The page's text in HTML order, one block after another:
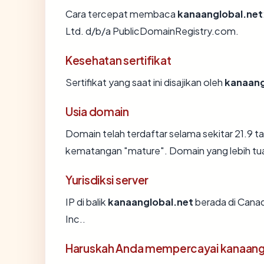
Cara tercepat membaca kanaanglobal.net
Ltd. d/b/a PublicDomainRegistry.com.
Kesehatan sertifikat
Sertifikat yang saat ini disajikan oleh
Usia domain
Domain telah terdaftar selama sekitar 21.9
kematangan "mature". Domain yang lebih
Yurisdiksi server
IP di balik kanaanglobal.netberada di
Inc..
Haruskah Anda mempercayai